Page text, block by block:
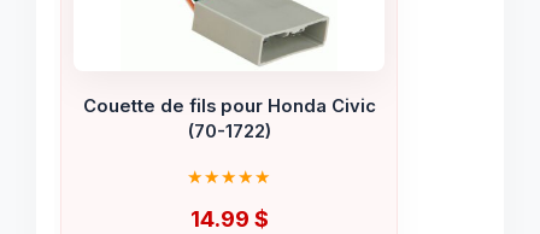
Couette de fils pour Honda Civic
(70-1722)
14.99 $